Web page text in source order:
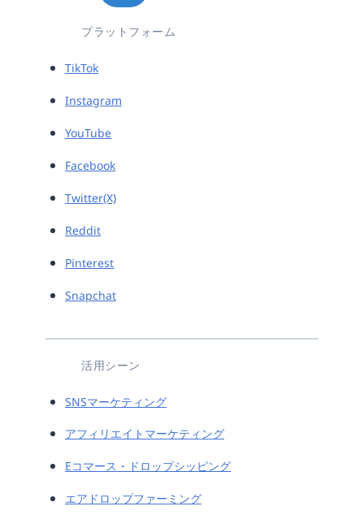
プラットフォーム
TikTok
Instagram
YouTube
Facebook
Twitter(X)
Reddit
Pinterest
Snapchat
活用シーン
SNSマーケティング
アフィリエイトマーケティング
Eコマース・ドロップシッピング
エアドロップファーミング